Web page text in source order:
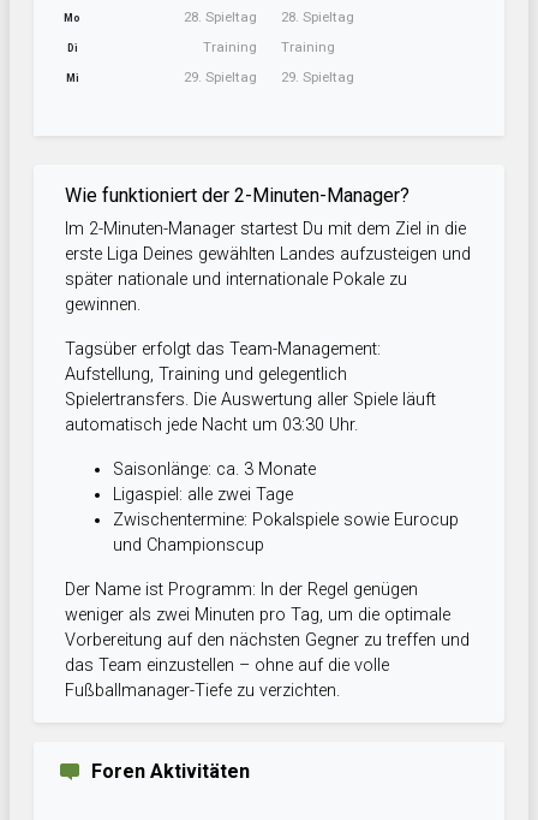
Mo 28. Spieltag
Di Training
Mi 29. Spieltag
28. Spieltag
Training
29. Spieltag
Wie funktioniert der 2-Minuten-Manager?
Im 2-Minuten-Manager startest Du mit dem Ziel in die
erste Liga Deines gewählten Landes aufzusteigen und
später nationale und internationale Pokale zu
gewinnen.
Tagsüber erfolgt das Team-Management:
Aufstellung, Training und gelegentlich
Spielertransfers. Die Auswertung aller Spiele läuft
automatisch jede Nacht um 03:30 Uhr.
Saisonlänge: ca. 3 Monate
Ligaspiel: alle zwei Tage
Zwischentermine: Pokalspiele sowie Eurocup
und Championscup
Der Name ist Programm: In der Regel genügen
weniger als zwei Minuten pro Tag, um die optimale
Vorbereitung auf den nächsten Gegner zu treffen und
das Team einzustellen – ohne auf die volle
Fußballmanager-Tiefe zu verzichten.
Foren Aktivitäten